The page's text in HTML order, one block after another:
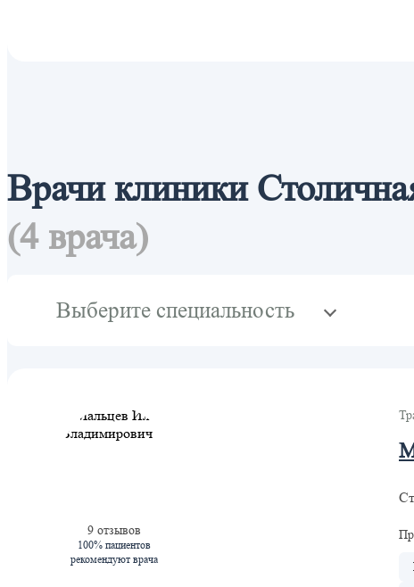
Врачи клиники
(4 врача)
Выберите специальность
9 отзывов
100% пациентов
рекомендуют врача